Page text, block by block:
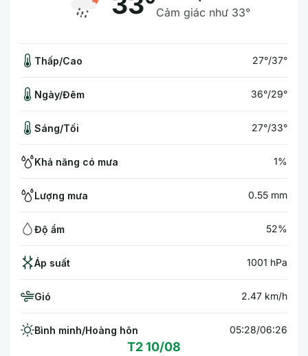
Cảm giác như 33°
Thấp/Cao 27°/37°
Ngày/Đêm 36°/29°
Sáng/Tối 27°/33°
Khả năng có mưa 1%
Lượng mưa 0.55 mm
Độ ẩm 52%
Áp suất 1001 hPa
Gió 2.47 km/h
Bình minh/Hoàng hôn 05:28/06:26
T2 10/08